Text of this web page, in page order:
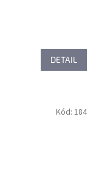
DETAIL
Kód: 184